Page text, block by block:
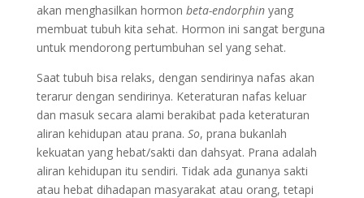
akan menghasilkan hormon beta-endorphinyang
membuat tubuh kita sehat. Hormon ini sangat berguna
untuk mendorong pertumbuhan sel yang sehat.
Saat tubuh bisa relaks, dengan sendirinya nafas akan
terarur dengan sendirinya. Keteraturan nafas keluar
dan masuk secara alami berakibat pada keteraturan
aliran kehidupan atau prana. So, prana bukanlah
kekuatan yang hebat/sakti dan dahsyat. Prana adalah
aliran kehidupan itu sendiri. Tidak ada gunanya sakti
atau hebat dihadapan masyarakat atau orang, tetapi